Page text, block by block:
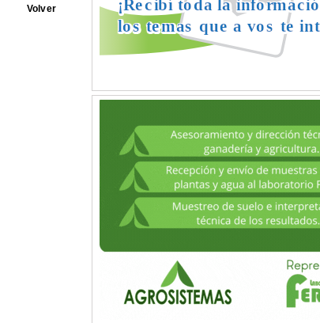
Volver